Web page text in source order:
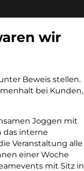
wir
Beweis stellen.
bei Kunden,
Joggen mit
das interne
Veranstaltung alle
einer Woche
mit Sitz in